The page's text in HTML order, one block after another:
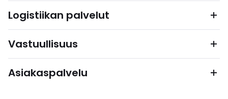
Logistiikan palvelut
Vastuullisuus
Asiakaspalvelu